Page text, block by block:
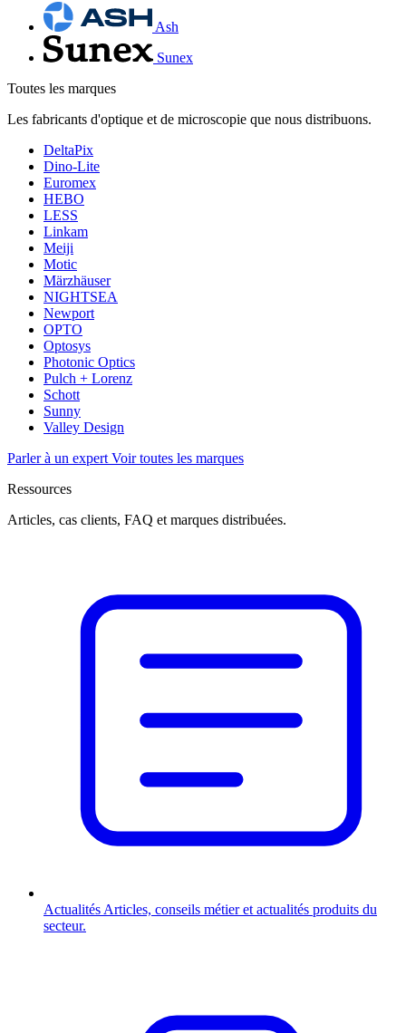
Ash
Sunex
Toutes les marques
Les fabricants d'optique et de microscopie que nous distribuons.
DeltaPix
Dino-Lite
Euromex
HEBO
LESS
Linkam
Meiji
Motic
Märzhäuser
NIGHTSEA
Newport
OPTO
Optosys
Photonic Optics
Pulch + Lorenz
Schott
Sunny
Valley Design
Parler à un expert Voir toutes les marques
Ressources
Articles, cas clients, FAQ et marques distribuées.
Actualités Articles, conseils métier et actualités produits du
secteur.